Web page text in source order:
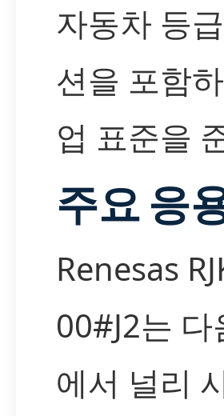
자동차 등
션을 포함
업 표준을
주요 응
Renesas
00#J2는
에서 널리